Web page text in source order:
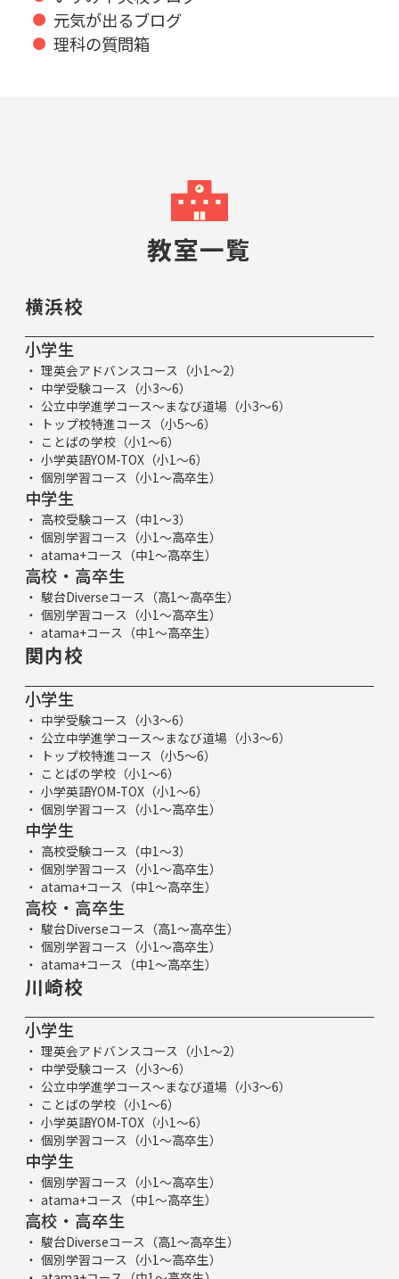
元気が出るブログ
理科の質問箱
教室一覧
横浜校
小学生
理英会アドバンスコース（小1～2）
中学受験コース（小3～6）
公立中学進学コース～まなび道場（小3～6）
トップ校特進コース（小5～6）
ことばの学校（小1～6）
小学英語YOM-TOX（小1～6）
個別学習コース（小1～高卒生）
中学生
高校受験コース（中1～3）
個別学習コース（小1～高卒生）
atama+コース（中1～高卒生）
高校・高卒生
駿台Diverseコース（高1～高卒生）
個別学習コース（小1～高卒生）
atama+コース（中1～高卒生）
関内校
小学生
中学受験コース（小3～6）
公立中学進学コース～まなび道場（小3～6）
トップ校特進コース（小5～6）
ことばの学校（小1～6）
小学英語YOM-TOX（小1～6）
個別学習コース（小1～高卒生）
中学生
高校受験コース（中1～3）
個別学習コース（小1～高卒生）
atama+コース（中1～高卒生）
高校・高卒生
駿台Diverseコース（高1～高卒生）
個別学習コース（小1～高卒生）
atama+コース（中1～高卒生）
川崎校
小学生
理英会アドバンスコース（小1～2）
中学受験コース（小3～6）
公立中学進学コース～まなび道場（小3～6）
ことばの学校（小1～6）
小学英語YOM-TOX（小1～6）
個別学習コース（小1～高卒生）
中学生
個別学習コース（小1～高卒生）
atama+コース（中1～高卒生）
高校・高卒生
駿台Diverseコース（高1～高卒生）
個別学習コース（小1～高卒生）